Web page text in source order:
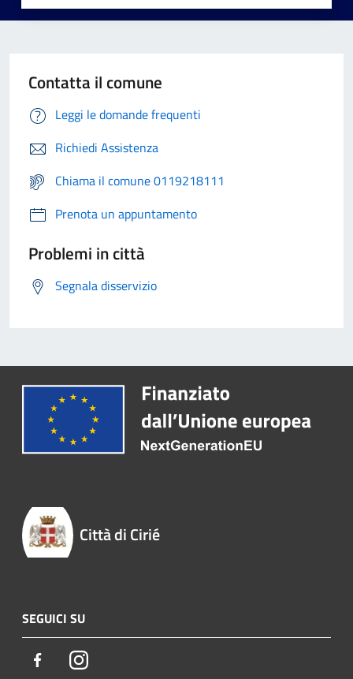
Contatta il comune
Leggi le domande frequenti
Richiedi Assistenza
Chiama il comune 0119218111
Prenota un appuntamento
Problemi in città
Segnala disservizio
Città di Cirié
SEGUICI SU
FacebookInstagram